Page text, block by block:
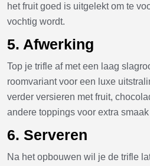
het fruit goed is uitgelekt om te
vochtig wordt.
5. Afwerking
Top je trifle af met een laag
roomvariant voor een luxe
verder versieren met fruit,
andere toppings voor extra smaak
6. Serveren
Na het opbouwen wil je de trifle